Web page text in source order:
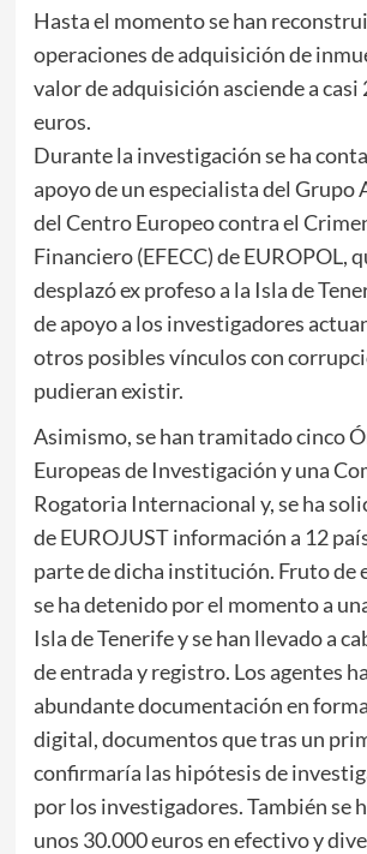
Hasta el momento se han
operaciones de adquisición de
valor de adquisición asciende a casi
euros.
Durante la investigación se ha
apoyo de un especialista del
del Centro Europeo contra el
Financiero (EFECC) de EUROPOL,
desplazó ex profeso a la Isla de
de apoyo a los investigadores
otros posibles vínculos con
pudieran existir.
Asimismo, se han tramitado cinco
Europeas de Investigación y una
Rogatoria Internacional y, se ha
de EUROJUST información a 12
parte de dicha institución. Fruto de
se ha detenido por el momento a
Isla de Tenerife y se han llevado a
de entrada y registro. Los agentes
abundante documentación en
digital, documentos que tras un
confirmaría las hipótesis de
por los investigadores. También se
unos 30.000 euros en efectivo y